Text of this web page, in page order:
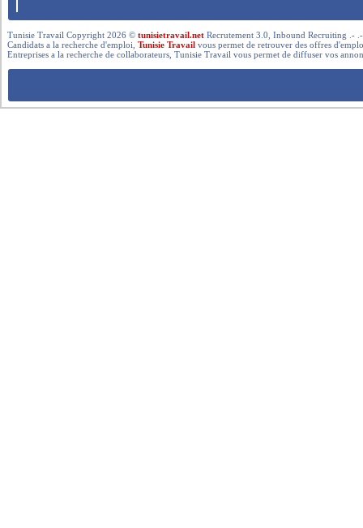
Tunisie Travail Copyright 2026 ©tunisietravail.net Recrutement 3.0, Inbound Recruiting .-
Candidats a la recherche d'emploi,Tunisie Travail vous permet de retrouver des offres
Entreprises a la recherche de collaborateurs, Tunisie Travail vous permet de diffuser vos